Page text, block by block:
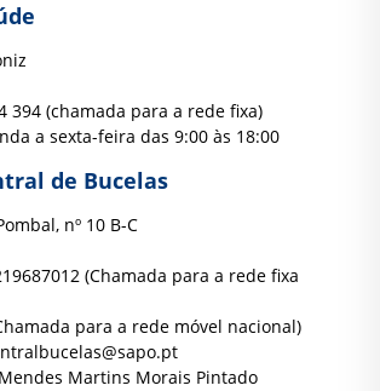
394 (chamada para a rede fixa)
a sexta-feira das 9:00 às 18:00
de Bucelas
nº 10 B-C
(Chamada para a rede fixa
para a rede móvel nacional)
Martins Morais Pintado